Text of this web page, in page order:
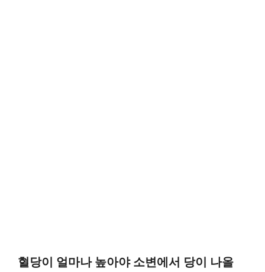
혈당이 얼마나 높아야 소변에서 당이 나올